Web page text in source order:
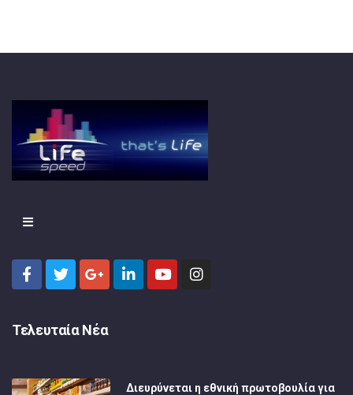
Τελευταία Νέα
Διευρύνεται η εθνική πρωτοβουλία για